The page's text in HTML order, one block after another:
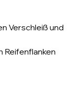
Verschleiß und
Reifenflanken